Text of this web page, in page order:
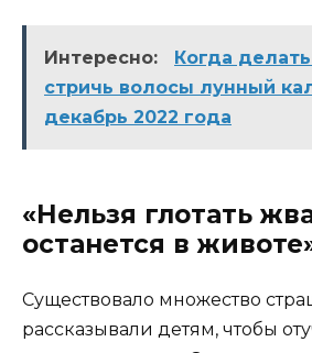
Интересно:
Когда
стричь волосы лунный
декабрь 2022 года
«Нельзя глотать
останется в
Существовало множество
рассказывали детям, чтобы